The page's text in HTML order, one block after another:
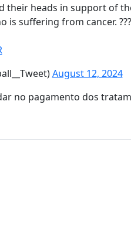
their heads in support of
is suffering from cancer.
August 12, 2024
no pagamento dos